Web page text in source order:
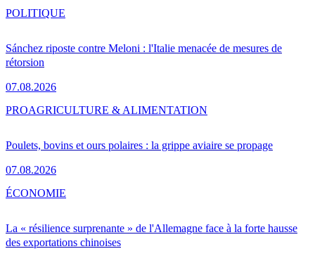
Sánchez riposte contre Meloni : l'Italie menacée de mesures de
rétorsion
07.08.2026
POLITIQUE
Poulets, bovins et ours polaires : la grippe aviaire se propage
07.08.2026
PROAGRICULTURE & ALIMENTATION
La « résilience surprenante » de l'Allemagne face à la forte hausse
des exportations chinoises
ÉCONOMIE